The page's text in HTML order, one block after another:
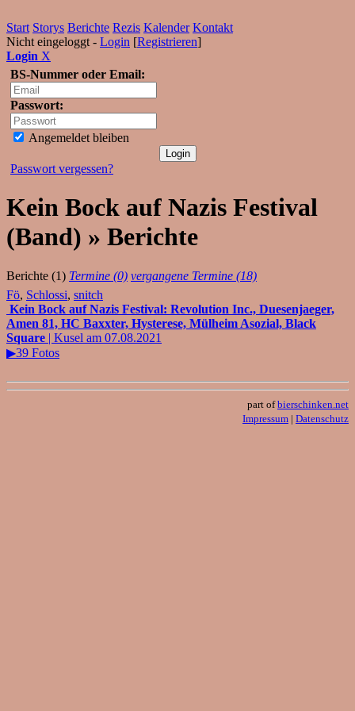
Start Storys Berichte Rezis Kalender Kontakt
Nicht eingeloggt - Login [Registrieren]
Login X
BS-Nummer oder Email:
Passwort:
Angemeldet bleiben
Passwort vergessen?
Kein Bock auf Nazis Festival
(Band) » Berichte
Berichte (1) Termine (0) vergangene Termine (18)
Fö, Schlossi, snitch
Kein Bock auf Nazis Festival: Revolution Inc., Duesenjaeger,
Amen 81, HC Baxxter, Hysterese, Mülheim Asozial, Black
Square | Kusel am 07.08.2021
▶39 Fotos
part ofbierschinken.net
Impressum | Datenschutz